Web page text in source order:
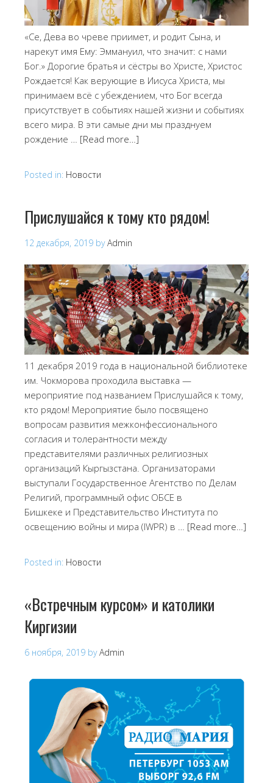
«Се, Дева во чреве приимет, и родит Сына, и
нарекут имя Ему: Эммануил, что значит: с нами
Бог.» Дорогие братья и сёстры во Христе, Христос
Рождается! Как верующие в Иисуса Христа, мы
принимаем всё с убеждением, что Бог всегда
присутствует в событиях нашей жизни и событиях
всего мира. В эти самые дни мы празднуем
рождение … [Read more…]
Posted in: Новости
Прислушайся к тому кто рядом!
12 декабря, 2019 byAdmin
11 декабря 2019 года в национальной библиотеке
им. Чокморова проходила выставка —
мероприятие под названием Прислушайся к тому,
кто рядом! Мероприятие было посвящено
вопросам развития межконфессионального
согласия и толерантности между
представителями различных религиозных
организаций Кыргызстана. Организаторами
выступали Государственное Агентство по Делам
Религий, программный офис ОБСЕ в
Бишкеке и Представительство Института по
освещению войны и мира (IWPR) в … [Read more…]
Posted in: Новости
«Встречным курсом» и католики
Киргизии
6 ноября, 2019 byAdmin